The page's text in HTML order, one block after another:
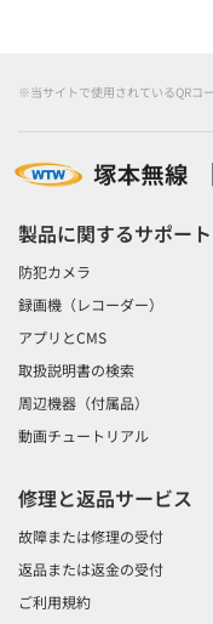
※当サイトで使用されているQRコ
製品に関するサポート
防犯カメラ
録画機（レコーダー）
アプリとCMS
取扱説明書の検索
周辺機器（付属品）
動画チュートリアル
修理と返品サービス
故障または修理の受付
返品または返金の受付
ご利用規約